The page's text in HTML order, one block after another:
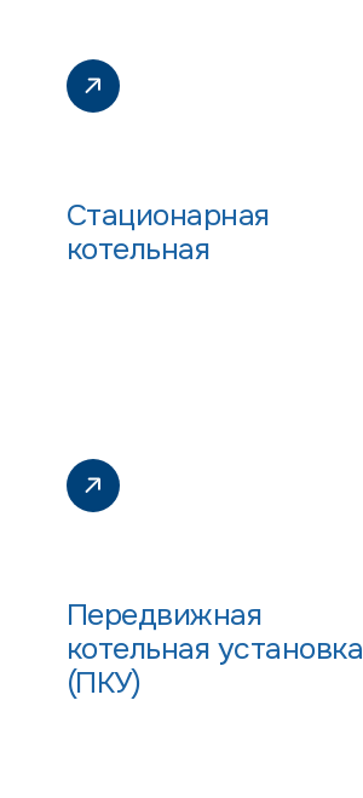
Стационарная
котельная
Передвижная
котельная установка
(ПКУ)